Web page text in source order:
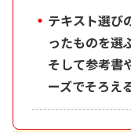
・ テキスト選び
ったものを選
そして参考書
ーズでそろえ